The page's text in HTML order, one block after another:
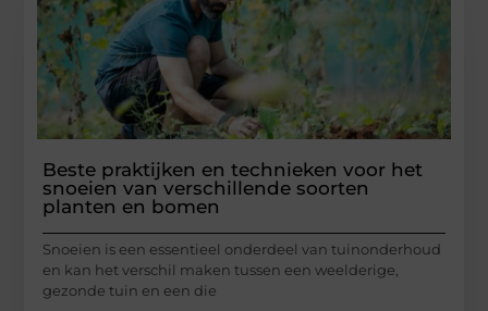
Beste praktijken en technieken voor het
snoeien van verschillende soorten
planten en bomen
Snoeien is een essentieel onderdeel van tuinonderhoud
en kan het verschil maken tussen een weelderige,
gezonde tuin en een die